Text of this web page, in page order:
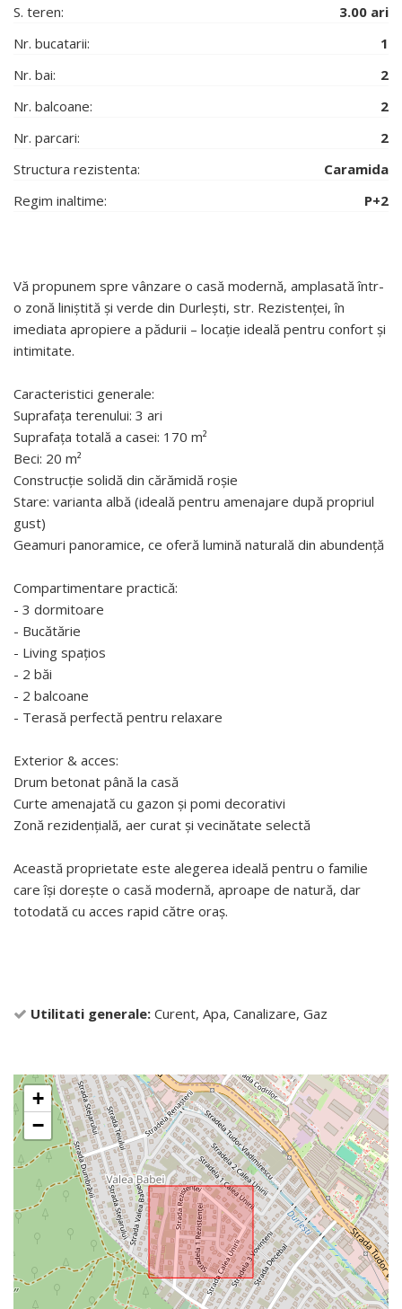
S. teren:
3.00 ari
Nr. bucatarii:
1
Nr. bai:
2
Nr. balcoane:
2
Nr. parcari:
2
Structura rezistenta:
Caramida
Regim inaltime:
P+2
Vă propunem spre vânzare o casă modernă, amplasată într-
o zonă liniștită și verde din Durlești, str. Rezistenței, în
imediata apropiere a pădurii – locație ideală pentru confort și
intimitate.
Caracteristici generale:
Suprafața terenului: 3 ari
Suprafața totală a casei: 170 m²
Beci: 20 m²
Construcție solidă din cărămidă roșie
Stare: varianta albă (ideală pentru amenajare după propriul
gust)
Geamuri panoramice, ce oferă lumină naturală din abundență
Compartimentare practică:
- 3 dormitoare
- Bucătărie
- Living spațios
- 2 băi
- 2 balcoane
- Terasă perfectă pentru relaxare
Exterior & acces:
Drum betonat până la casă
Curte amenajată cu gazon și pomi decorativi
Zonă rezidențială, aer curat și vecinătate selectă
Această proprietate este alegerea ideală pentru o familie
care își dorește o casă modernă, aproape de natură, dar
totodată cu acces rapid către oraș.
Utilitati generale: Curent, Apa, Canalizare, Gaz
+
−